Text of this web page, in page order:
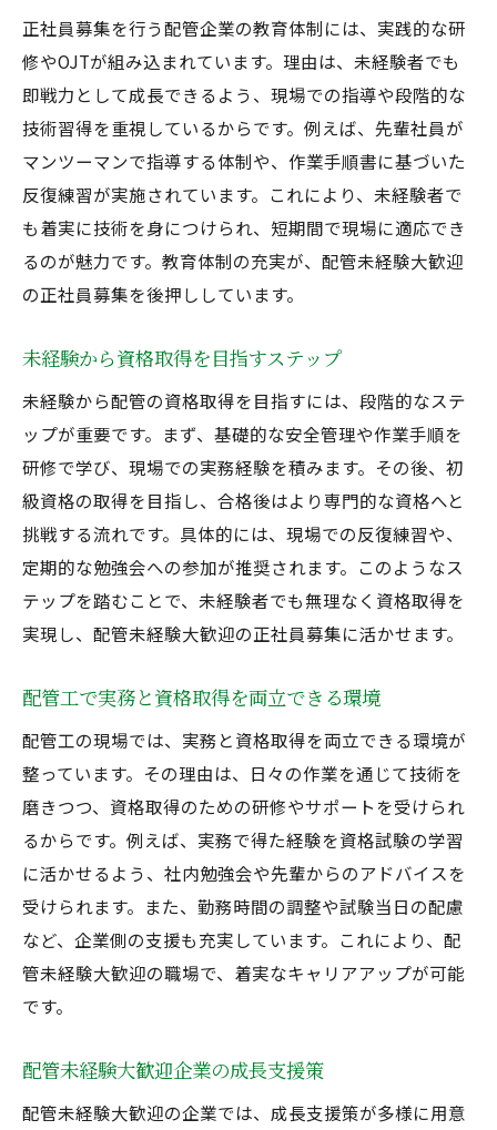
正社員募集を行う配管企業の教育体制には、実践的な研
修やOJTが組み込まれています。理由は、未経験者でも
即戦力として成長できるよう、現場での指導や段階的な
技術習得を重視しているからです。例えば、先輩社員が
マンツーマンで指導する体制や、作業手順書に基づいた
反復練習が実施されています。これにより、未経験者で
も着実に技術を身につけられ、短期間で現場に適応でき
るのが魅力です。教育体制の充実が、配管未経験大歓迎
の正社員募集を後押ししています。
未経験から資格取得を目指すステップ
未経験から配管の資格取得を目指すには、段階的なステ
ップが重要です。まず、基礎的な安全管理や作業手順を
研修で学び、現場での実務経験を積みます。その後、初
級資格の取得を目指し、合格後はより専門的な資格へと
挑戦する流れです。具体的には、現場での反復練習や、
定期的な勉強会への参加が推奨されます。このようなス
テップを踏むことで、未経験者でも無理なく資格取得を
実現し、配管未経験大歓迎の正社員募集に活かせます。
配管工で実務と資格取得を両立できる環境
配管工の現場では、実務と資格取得を両立できる環境が
整っています。その理由は、日々の作業を通じて技術を
磨きつつ、資格取得のための研修やサポートを受けられ
るからです。例えば、実務で得た経験を資格試験の学習
に活かせるよう、社内勉強会や先輩からのアドバイスを
受けられます。また、勤務時間の調整や試験当日の配慮
など、企業側の支援も充実しています。これにより、配
管未経験大歓迎の職場で、着実なキャリアアップが可能
です。
配管未経験大歓迎企業の成長支援策
配管未経験大歓迎の企業では、成長支援策が多様に用意